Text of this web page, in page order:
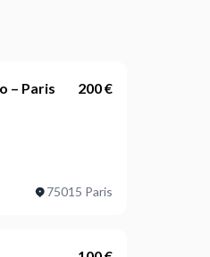
– Paris 200 €
75015 Paris